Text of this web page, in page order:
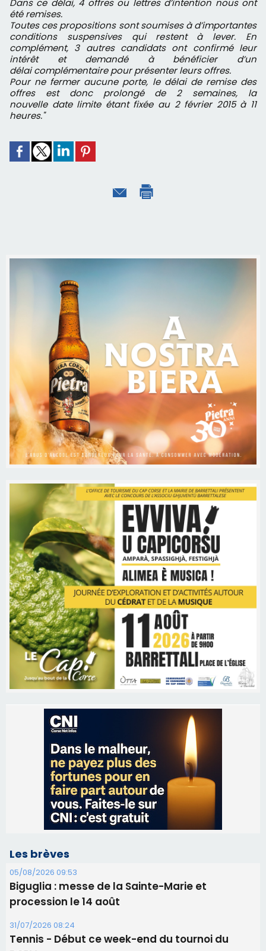
Dans ce délai, 4 offres ou lettres d’intention nous ont
été remises.
Toutes ces propositions sont soumises à d’importantes
conditions suspensives qui restent à lever. En
complément, 3 autres candidats ont confirmé leur
intérêt et demandé à bénéficier d’un
délai complémentaire pour présenter leurs offres.
Pour ne fermer aucune porte, le délai de remise des
offres est donc prolongé de 2 semaines, la
nouvelle date limite étant fixée au 2 février 2015 à 11
heures."
Les brèves
05/08/2026 09:53
Biguglia : messe de la Sainte-Marie et
procession le 14 août
31/07/2026 08:24
Tennis - Début ce week-end du tournoi du
31/07/2026 08:22
82ème anniversaire de la disparition du
Commandant Antoine de Saint Exupery
30/07/2026 10:16
Lecci : I Messageri en concert gratuit jeudi soir